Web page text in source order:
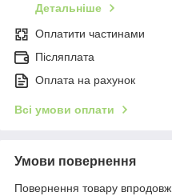
Детальніше
Оплатити частинами
Післяплата
Оплата на рахунок
Всі умови оплати
Умови повернення
Повернення товару